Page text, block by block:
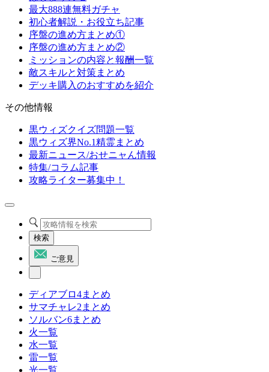
最大888連無料ガチャ
初心者解説・お役立ち記事
序盤の進め方まとめ①
序盤の進め方まとめ②
ミッションの内容と報酬一覧
敵スキルと対策まとめ
デッキ購入のおすすめを紹介
その他情報
黒ウィズクイズ問題一覧
黒ウィズ界No.1精霊まとめ
最新ニュース/おせニャん情報
特集/コラム記事
攻略ライター募集中！
検索
ご意見
ディアブロ4まとめ
サマチャレ2まとめ
ソルバン6まとめ
火一覧
水一覧
雷一覧
光一覧